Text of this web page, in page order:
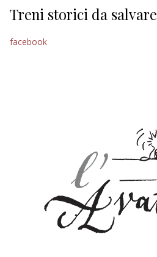
CULTURA
NAUTICA
Treni storici da salvare
facebook